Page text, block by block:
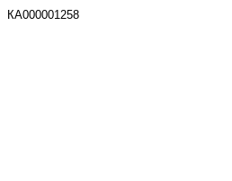
КА000001258